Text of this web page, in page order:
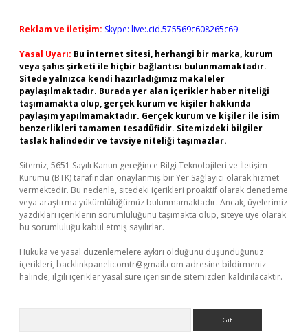
Reklam ve İletişim: Skype: live:.cid.575569c608265c69
Yasal Uyarı: Bu internet sitesi, herhangi bir marka, kurum
veya şahıs şirketi ile hiçbir bağlantısı bulunmamaktadır.
Sitede yalnızca kendi hazırladığımız makaleler
paylaşılmaktadır. Burada yer alan içerikler haber niteliği
taşımamakta olup, gerçek kurum ve kişiler hakkında
paylaşım yapılmamaktadır. Gerçek kurum ve kişiler ile isim
benzerlikleri tamamen tesadüfidir. Sitemizdeki bilgiler
taslak halindedir ve tavsiye niteliği taşımazlar.
Sitemiz, 5651 Sayılı Kanun gereğince Bilgi Teknolojileri ve İletişim
Kurumu (BTK) tarafından onaylanmış bir Yer Sağlayıcı olarak hizmet
vermektedir. Bu nedenle, sitedeki içerikleri proaktif olarak denetleme
veya araştırma yükümlülüğümüz bulunmamaktadır. Ancak, üyelerimiz
yazdıkları içeriklerin sorumluluğunu taşımakta olup, siteye üye olarak
bu sorumluluğu kabul etmiş sayılırlar.
Hukuka ve yasal düzenlemelere aykırı olduğunu düşündüğünüz
içerikleri, backlinkpanelicomtr@gmail.com adresine bildirmeniz
halinde, ilgili içerikler yasal süre içerisinde sitemizden kaldırılacaktır.